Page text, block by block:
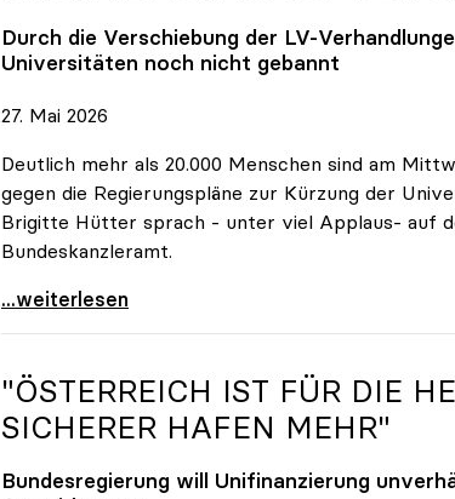
Durch die Verschiebung der LV-
Universitäten noch nicht gebannt
27. Mai 2026
Deutlich mehr als 20.000 Menschen sind am
gegen die Regierungspläne zur Kürzung der
Brigitte Hütter sprach - unter viel Applaus- auf
Bundeskanzleramt.
\"Wir nehmen es nicht hin\": Rede von
...weiterlesen
"ÖSTERREICH IST FÜR DIE
SICHERER HAFEN MEHR"
Bundesregierung will Unifinanzierung